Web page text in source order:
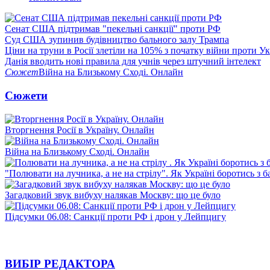
Сенат США підтримав "пекельні санкції" проти РФ
Суд США зупинив будівництво бального залу Трампа
Ціни на труни в Росії злетіли на 105% з початку війни проти
Данія вводить нові правила для учнів через штучний інтелект
СюжетВійна на Близькому Сході. Онлайн
Сюжети
Вторгнення Росії в Україну. Онлайн
Війна на Близькому Сході. Онлайн
"Полювати на лучника, а не на стрілу". Як Україні боротись з
Загадковий звук вибуху налякав Москву: що це було
Підсумки 06.08: Санкції проти РФ і дрон у Лейпцигу
ВИБІР РЕДАКТОРА